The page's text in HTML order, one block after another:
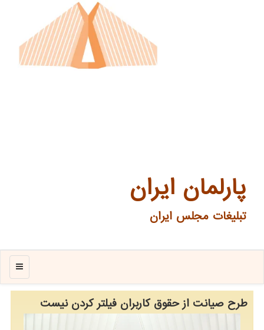
پارلمان ایران
تبلیغات مجلس ایران
منو
طرح صیانت از حقوق کاربران فیلتر کردن نیست